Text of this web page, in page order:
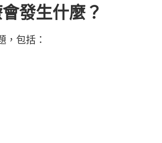
發生什麼？
，包括：